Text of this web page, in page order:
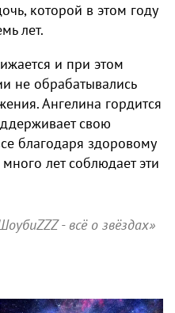
которой в этом году
лет.
и при этом
не обрабатывались
Ангелина гордится
свою
благодаря здоровому
лет соблюдает эти
- всё о звёздах»